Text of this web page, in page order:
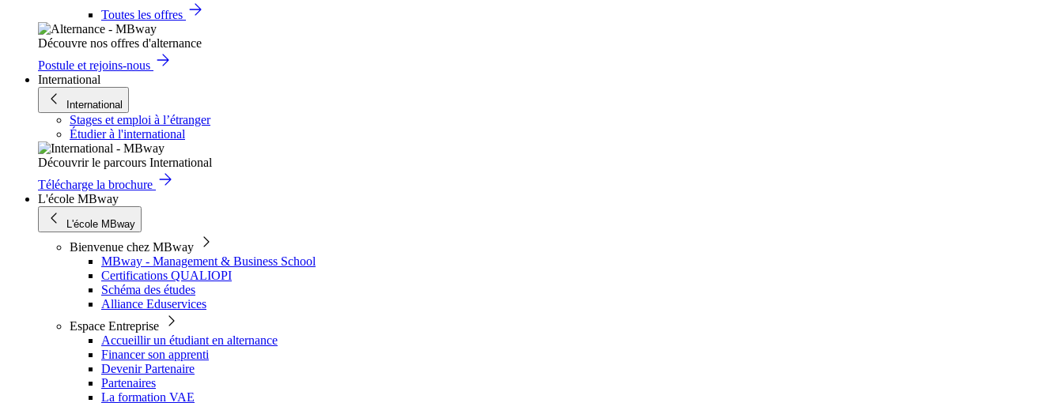
Toutes les offres
Découvre nos offres d'alternance
Postule et rejoins-nous
International
International
Stages et emploi à l’étranger
Étudier à l'international
Découvrir le parcours International
Télécharge la brochure
L'école MBway
L'école MBway
Bienvenue chez MBway
MBway - Management & Business School
Certifications QUALIOPI
Schéma des études
Alliance Eduservices
Espace Entreprise
Accueillir un étudiant en alternance
Financer son apprenti
Devenir Partenaire
Partenaires
La formation VAE